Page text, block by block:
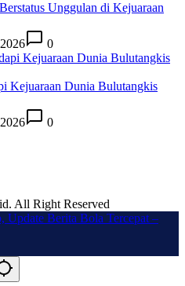
Unggulan di Kejuaraan
0
Kejuaraan Dunia Bulutangkis
0
All Right Reserved